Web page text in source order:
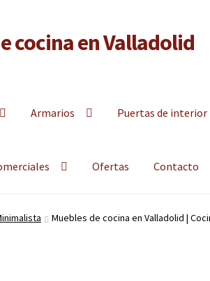
cocina en Valladolid
Armarios Puertas de interior
Ofertas Contacto
Muebles de cocina en Valladolid |